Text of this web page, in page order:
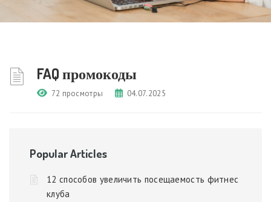
FAQ промокоды
72 просмотры 04.07.2025
Popular Articles
12 способов увеличить посещаемость фитнес
клуба